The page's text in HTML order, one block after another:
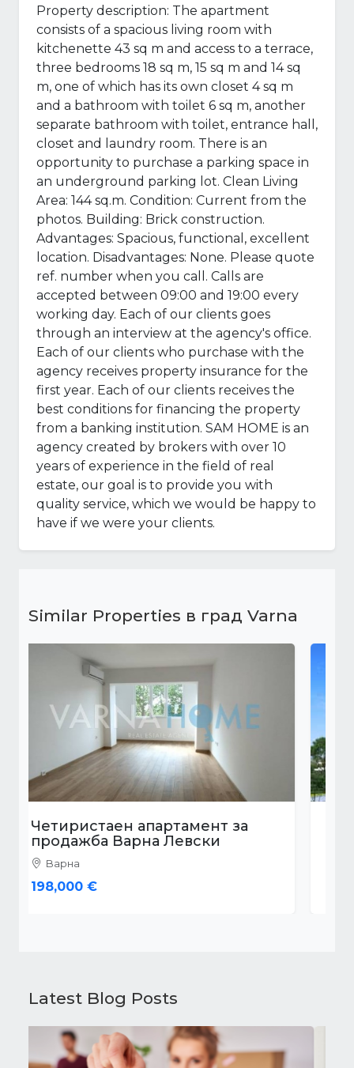
Property description: The apartment
consists of a spacious living room with
kitchenette 43 sq m and access to a terrace,
three bedrooms 18 sq m, 15 sq m and 14 sq
m, one of which has its own closet 4 sq m
and a bathroom with toilet 6 sq m, another
separate bathroom with toilet, entrance hall,
closet and laundry room. There is an
opportunity to purchase a parking space in
an underground parking lot. Clean Living
Area: 144 sq.m. Condition: Current from the
photos. Building: Brick construction.
Advantages: Spacious, functional, excellent
location. Disadvantages: None. Please quote
ref. number when you call. Calls are
accepted between 09:00 and 19:00 every
working day. Each of our clients goes
through an interview at the agency's office.
Each of our clients who purchase with the
agency receives property insurance for the
first year. Each of our clients receives the
best conditions for financing the property
from a banking institution. SAM HOME is an
agency created by brokers with over 10
years of experience in the field of real
estate, our goal is to provide you with
quality service, which we would be happy to
have if we were your clients.
Similar Properties в град Varna
Четиристаен апартамент за
продажба Варна Левски
Варна
305,000 €
Latest Blog Posts